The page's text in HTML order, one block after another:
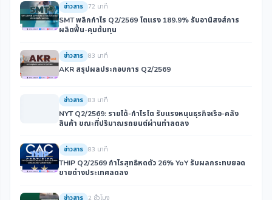
ข่าวสาร 72 นาที
SMT พลิกกำไร Q2/2569 โตแรง 189.9% รับอานิสงส์การ
ผลิตฟื้น-คุมต้นทุน
ข่าวสาร 83 นาที
AKR สรุปผลประกอบการ Q2/2569
ข่าวสาร 83 นาที
NYT Q2/2569: รายได้-กำไรโต รับแรงหนุนธุรกิจเรือ-คลัง
สินค้า ขณะที่ปริมาณรถยนต์ผ่านท่าลดลง
ข่าวสาร 83 นาที
THIP Q2/2569 กำไรสุทธิหดตัว 26% YoY รับผลกระทบยอด
ขายต่างประเทศลดลง